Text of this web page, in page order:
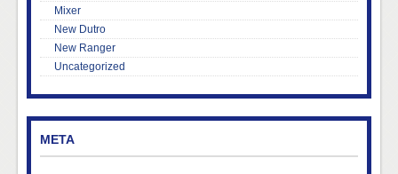
Mixer
New Dutro
New Ranger
Uncategorized
META